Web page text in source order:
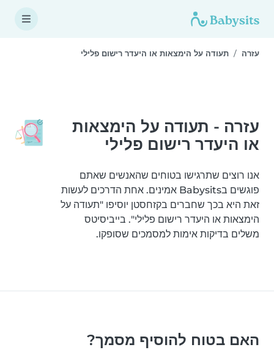
עזרה תעודה על הימצאות או היעדר רישום פלילי
עזרה - תעודה על הימצאות
או היעדר רישום פלילי
אנו רוצים שתרגישו בטוחים שהאנשים שאתם
פוגשים בBabysits אמינים. אחת הדרכים לעשות
זאת היא בכך שחברים בקזחסטן יוסיפו "תעודה על
הימצאות או היעדר רישום פלילי". בייביסיטס
משלים בדיקות אימות למסמכים שסופקו.
האם בטוח להוסיף מסמך?